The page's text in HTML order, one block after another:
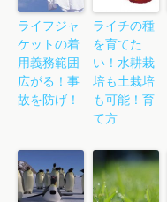
ライフジャ
ケットの着
用義務範囲
広がる！事
故を防げ！
ライチの種
を育てた
い！水耕栽
培も土栽培
も可能！育
て方